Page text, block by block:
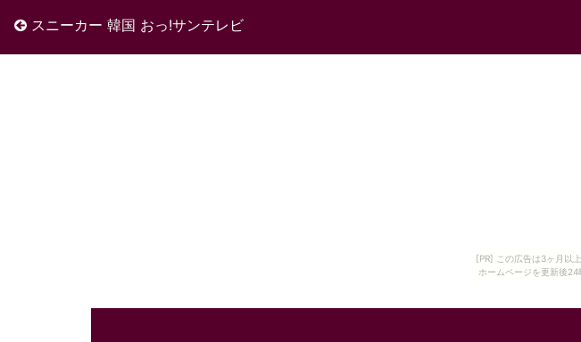
[PR] この広告は3ヶ月以
ホームページを更新後24
スニーカー 韓国 おっ!サンテレビ